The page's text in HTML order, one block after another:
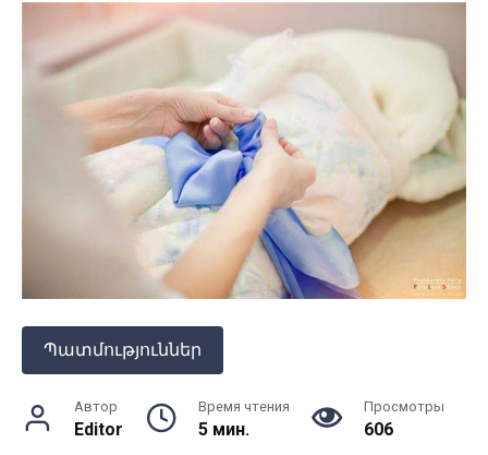
Պատմություններ
Автор
Editor
Время чтения
5 мин.
Просмотры
606